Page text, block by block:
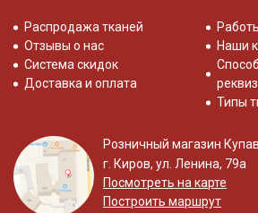
Распродажа тканей
Отзывы о нас
Система скидок
Доставка и оплата
Наши
Типы
Розничный магазин
г. Киров, ул. Ленина, 79а
Посмотреть на карте
Построить маршрут